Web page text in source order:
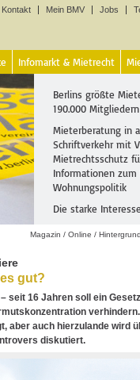
Kontakt Mein BMV Jobs
Infomarkt & Mietrecht
Berlins größte
190.000 Mitgliedern
Mieterberatung in
Schriftverkehr mit
Mietrechtsschutz
Informationen
Wohnungspolitik
Die starke
Magazin / Online / Hintergrund
gut?
seit 16 Jahren soll ein
aber auch hierzulande wird
diskutiert.